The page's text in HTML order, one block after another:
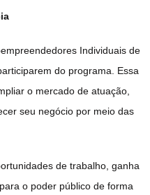
Individuais de
do programa. Essa
o mercado de atuação,
seu negócio por meio das
de trabalho, ganha
o poder público de forma